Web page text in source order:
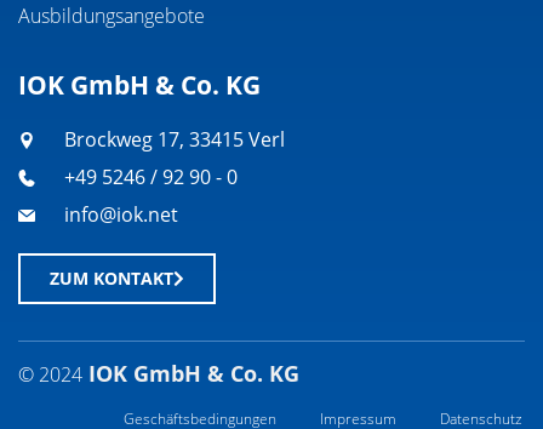
Ausbildungsangebote
IOK GmbH & Co. KG
Brockweg 17, 33415 Verl
+49 5246 / 92 90 - 0
info@iok.net
ZUM KONTAKT
© 2024 IOK GmbH & Co. KG
Geschäftsbedingungen Impressum Datenschutz